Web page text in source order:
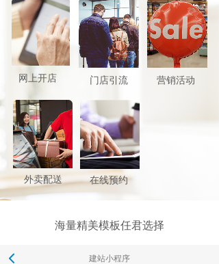
网上开店 营销活动
门店引流
外卖配送 在线预约
海量精美模板任君选择
建站小程序